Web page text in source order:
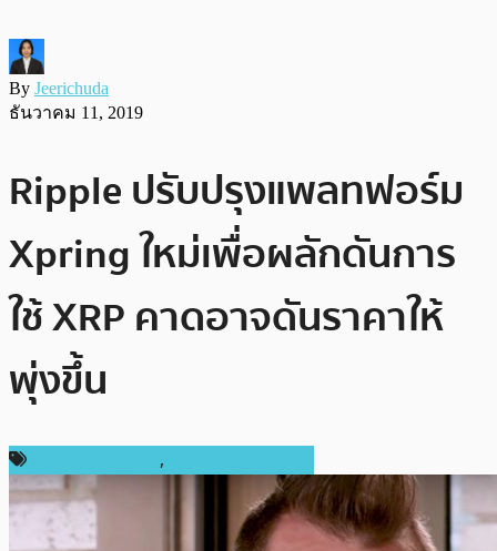
By Jeerichuda
ธันวาคม 11, 2019
Ripple ปรับปรุงแพลทฟอร์ม
Xpring ใหม่เพื่อผลักดันการ
ใช้ XRP คาดอาจดันราคาให้
พุ่งขึ้น
,